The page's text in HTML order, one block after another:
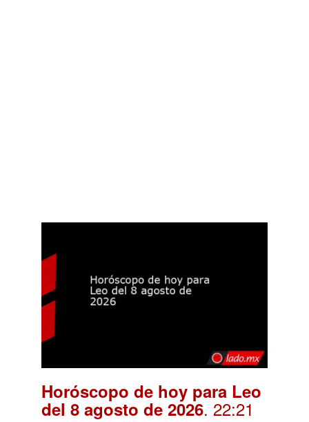
Horóscopo de hoy para Leo
del 8 agosto de 2026. 22:21